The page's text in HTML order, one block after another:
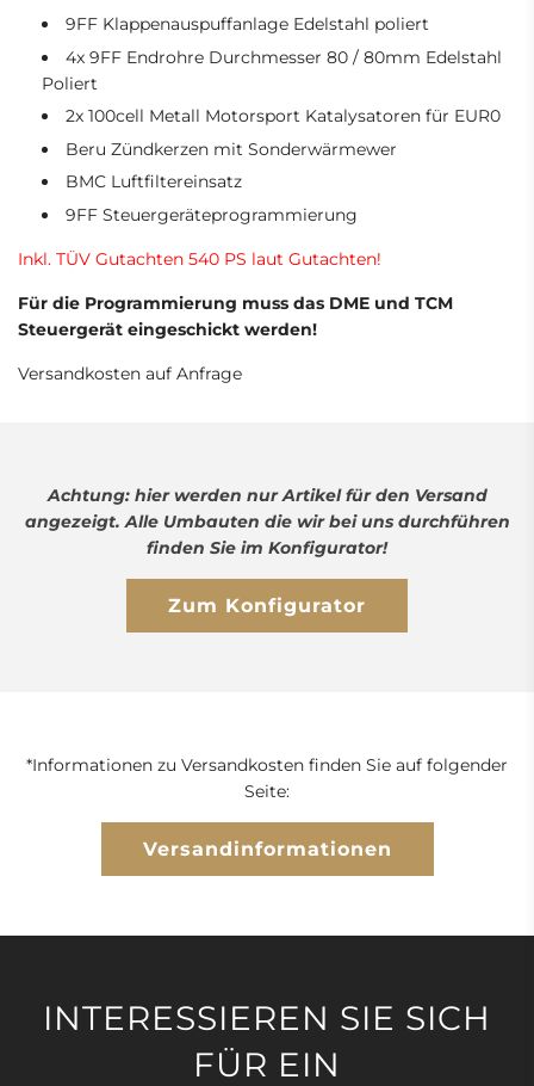
9FF Klappenauspuffanlage Edelstahl poliert
4x 9FF Endrohre Durchmesser 80 / 80mm Edelstahl
Poliert
2x 100cell Metall Motorsport Katalysatoren für EUR0
Beru Zündkerzen mit Sonderwärmewer
BMC Luftfiltereinsatz
9FF Steuergeräteprogrammierung
Inkl. TÜV Gutachten 540 PS laut Gutachten!
Für die Programmierung muss das DME und TCM
Steuergerät eingeschickt werden!
Versandkosten auf Anfrage
Achtung: hier werden nur Artikel für den Versand
angezeigt. Alle Umbauten die wir bei uns durchführen
finden Sie im Konfigurator!
Zum Konfigurator
*Informationen zu Versandkosten finden Sie auf folgender
Seite:
Versandinformationen
INTERESSIEREN SIE SICH
FÜR EIN